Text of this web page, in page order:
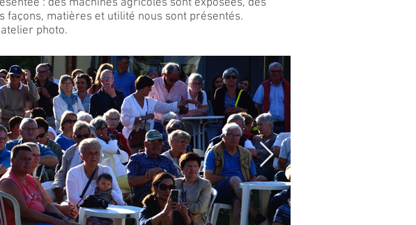
: des machines agricoles sont exposées, des
matières et utilité nous sont présentés.
photo.